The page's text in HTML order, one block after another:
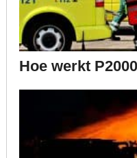
Hoe werkt